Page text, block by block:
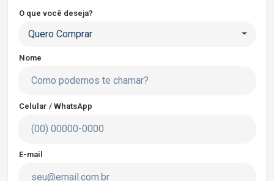
O que você deseja?
Quero Comprar
Nome
Celular / WhatsApp
E-mail